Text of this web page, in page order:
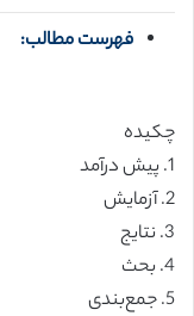
فهرست مطالب:
چکیده
1. پیش درآمد
2. آزمایش
3. نتایج
4. بحث
5. جمع‌بندی